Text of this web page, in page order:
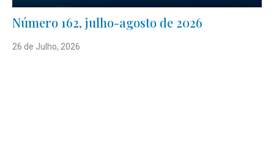
Número 162, julho-agosto de 2026
26 de Julho, 2026